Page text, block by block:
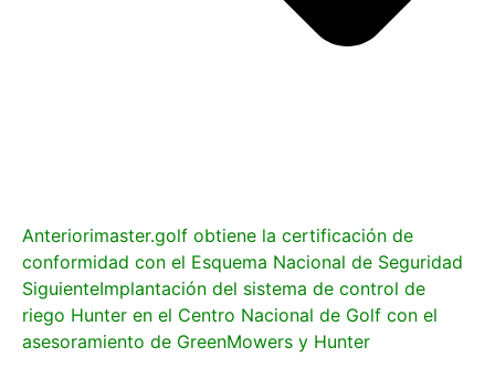
Anteriorimaster.golf obtiene la certificación de
conformidad con el Esquema Nacional de Seguridad
SiguienteImplantación del sistema de control de
riego Hunter en el Centro Nacional de Golf con el
asesoramiento de GreenMowers y Hunter